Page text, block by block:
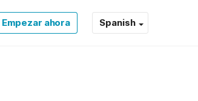
Empezar ahora Spanish